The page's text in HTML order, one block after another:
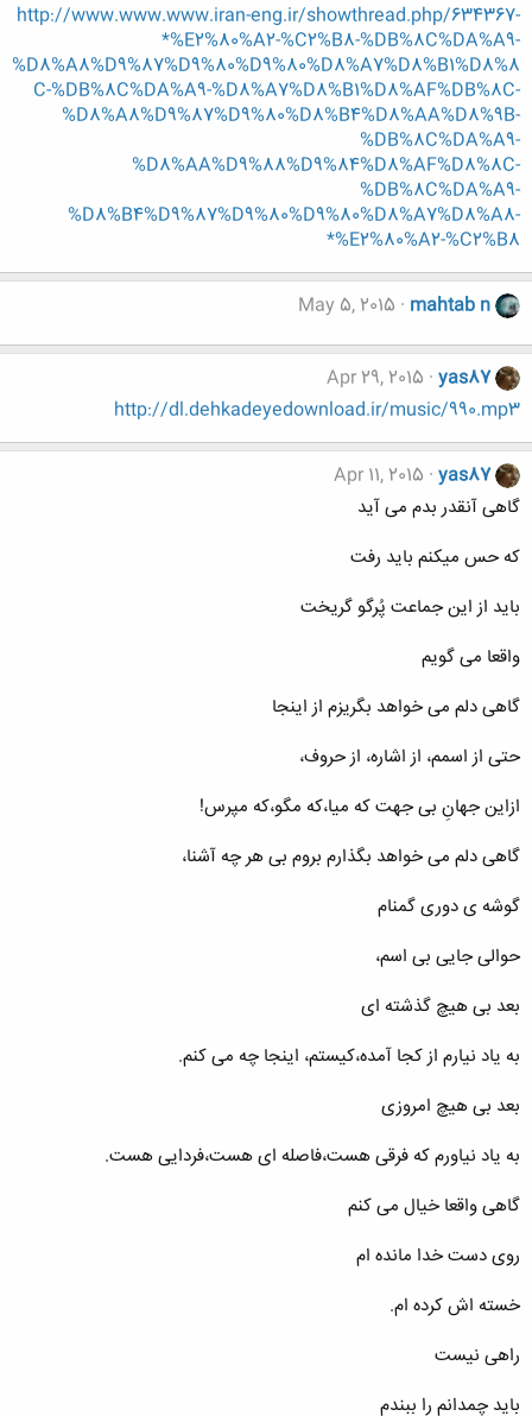
http://www.www.www.iran-eng.ir/showthread.php/634367-
*%E2%80%A2-%C2%B8-%DB%8C%DA%A9-
%D8%A8%D9%87%D9%80%D9%80%D8%A7%D8%B1%D8%8
C-%DB%8C%DA%A9-%D8%A7%D8%B1%D8%AF%DB%8C-
%D8%A8%D9%87%D9%80%D8%B4%D8%AA%D8%9B-
%DB%8C%DA%A9-
%D8%AA%D9%88%D9%84%D8%AF%D8%8C-
%DB%8C%DA%A9-
%D8%B4%D9%87%D9%80%D9%80%D8%A7%D8%A8-
*%E2%80%A2-%C2%B8
mahtab n
May 5, 2015
yas87
Apr 29, 2015
http://dl.dehkadeyedownload.ir/music/990.mp3
yas87
Apr 11, 2015
گاهی آنقدر بدم می آید
که حس میکنم باید رفت
باید از این جماعت پُرگو گریخت
واقعا می گویم
گاهی دلم می خواهد بگریزم از اینجا
حتی از اسمم، از اشاره، از حروف،
ازاین جهانِ بی جهت که میا،که مگو،که مپرس!
گاهی دلم می خواهد بگذارم بروم بی هر چه آشنا،
گوشه ی دوری گمنام
حوالی جایی بی اسم،
بعد بی هیچ گذشته ای
به یاد نیارم از کجا آمده،کیستم، اینجا چه می کنم.
بعد بی هیچ امروزی
به یاد نیاورم که فرقی هست،فاصله ای هست،فردایی هست.
گاهی واقعا خیال می کنم
روی دست خدا مانده ام
خسته اش کرده ام.
راهی نیست
باید چمدانم را ببندم